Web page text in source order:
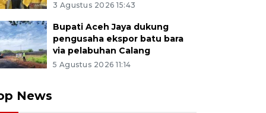
3 Agustus 2026 15:43
Bupati Aceh Jaya dukung
pengusaha ekspor batu bara
via pelabuhan Calang
5 Agustus 2026 11:14
News